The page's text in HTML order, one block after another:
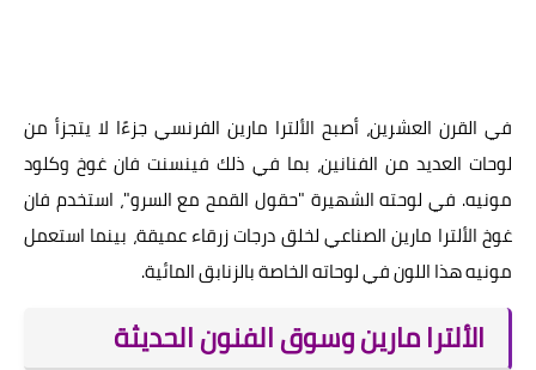
في القرن العشرين، أصبح الألترا مارين الفرنسي جزءًا لا يتجزأ من
لوحات العديد من الفنانين، بما في ذلك فينسنت فان غوخ وكلود
مونيه. في لوحته الشهيرة "حقول القمح مع السرو"، استخدم فان
غوخ الألترا مارين الصناعي لخلق درجات زرقاء عميقة، بينما استعمل
مونيه هذا اللون في لوحاته الخاصة بالزنابق المائية.
الألترا مارين وسوق الفنون الحديثة